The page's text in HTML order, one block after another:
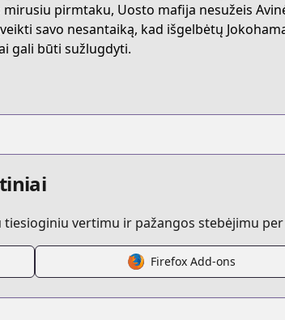
stray-dogs-dazai-chuuya-age-fifteen
dogs-dazai-chuuya-age-fifteen
mirusiu pirmtaku, Uosto mafija nesužeis
savo nesantaiką, kad išgelbėtų
gali būti sužlugdyti.
vertimu ir pažangos stebėjimu
Firefox Add-ons